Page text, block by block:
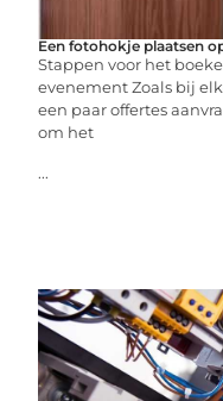
Een fotohokje plaatsen
Stappen voor het
evenement Zoals bij
een paar offertes
om het
...